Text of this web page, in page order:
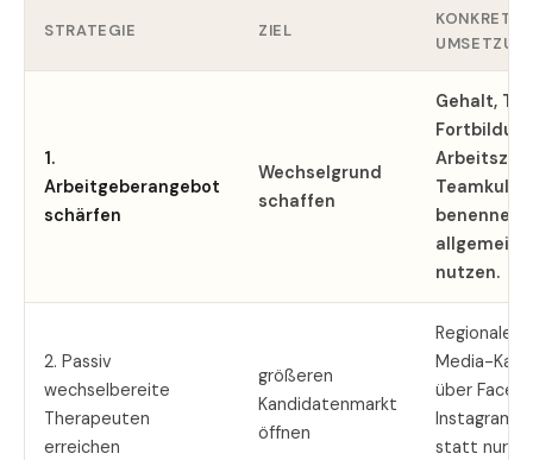
STRATEGIE ZIEL
KONKRETE
1.
Arbeitgeberangebot
schärfen
Wechselgrund
schaffen
Gehalt,
benennen
nutzen.
2. Passiv
wechselbereite
Therapeuten
erreichen
größeren
Kandidatenmarkt
öffnen
Regionale
Media-
über
Instagram
statt nur